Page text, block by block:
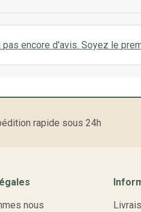
pas encore d'avis. Soyez le
rapide sous 24h
nous